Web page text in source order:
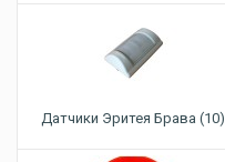
Датчики Эритея Брава (10)